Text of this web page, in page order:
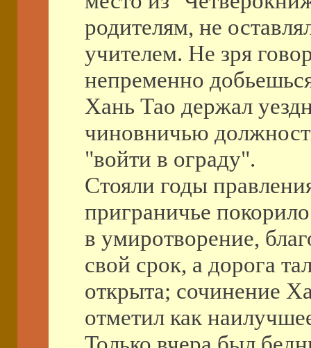
родителям, не
учителем. Не зря
непременно
Хань Тао держал
чиновничью
"войти в ограду".
Стояли годы
приграничье
в умиротворение,
свой срок, а дорога
открыта; сочинение
отметил как